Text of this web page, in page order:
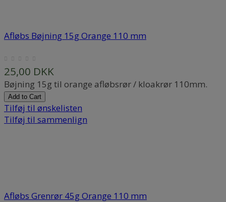
Afløbs Bøjning 15g Orange 110 mm
25,00 DKK
Bøjning 15g til orange afløbsrør / kloakrør 110mm.
Add to Cart
Tilføj til ønskelisten
Tilføj til sammenlign
Afløbs Grenrør 45g Orange 110 mm